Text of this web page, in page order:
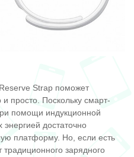
Strap поможет
просто. Поскольку смарт-
помощи индукционной
энергией достаточно
платформу. Но, если есть
зарядного